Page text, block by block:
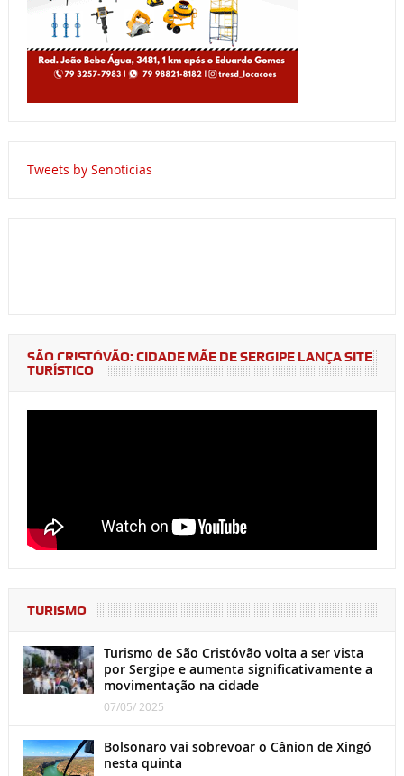
Tweets by Senoticias
SÃO CRISTÓVÃO: CIDADE MÃE DE SERGIPE LANÇA SITE
TURÍSTICO
TURISMO
Turismo de São Cristóvão volta a ser vista
por Sergipe e aumenta significativamente a
movimentação na cidade
07/05/ 2025
Bolsonaro vai sobrevoar o Cânion de Xingó
nesta quinta